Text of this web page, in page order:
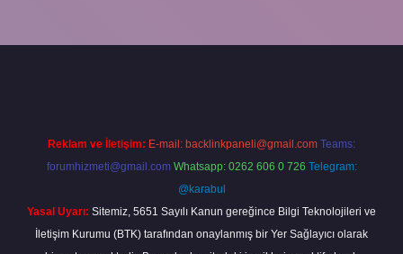
Reklam ve İletişim: E-mail: backlinkpaneli@gmail.com Teams:
forumhizmeti@gmail.com Whatsapp: 0262 606 0 726 Telegram:
@karabul
Yasal Uyarı: Sitemiz, 5651 Sayılı Kanun gereğince Bilgi Teknolojileri ve
İletişim Kurumu (BTK) tarafından onaylanmış bir Yer Sağlayıcı olarak